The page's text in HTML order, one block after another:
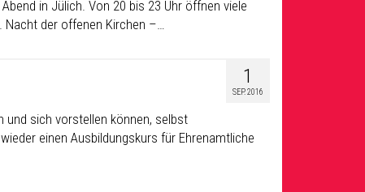
in Jülich. Von 20 bis 23 Uhr öffnen viele
Nacht der offenen Kirchen –…
1
SEP. 2016
und sich vorstellen können, selbst
einen Ausbildungskurs für Ehrenamtliche